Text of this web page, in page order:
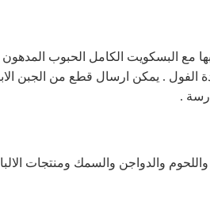
مع البسكويت الكامل الحبوب المدهون
الفول . يمكن ارسال قطع من الجبن
.
والدواجن والسمك ومنتجات